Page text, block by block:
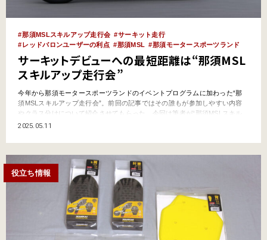
那須MSLスキルアップ走行会
サーキット走行
レッドバロンユーザーの利点
那須MSL 那須モータースポーツランド
サーキットデビューへの最短距離は“那須MSL
スキルアップ走行会”
今年から那須モータースポーツランドのイベントプログラムに加わった“那
須MSLスキルアップ走行会”。前回の記事ではその誰もが参加しやすい内容
やクラス分けについて紹介させてもらった。今回は筆者が“那須MSLスキル
アップ走行会”のプレ開催に参加してきた模様をレポートさせていただこ
では最もエントリーよりに位置付けられている“ノービス”ク…
2025.05.11
役立ち情報